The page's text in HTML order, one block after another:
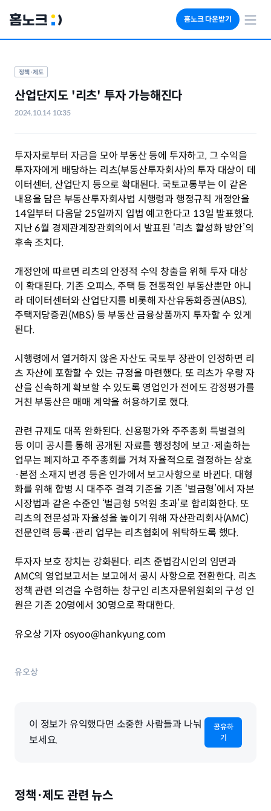
홈노크 다운받기
정책·제도
산업단지도 '리츠' 투자 가능해진다
2024.10.14 10:35
투자자로부터 자금을 모아 부동산 등에 투자하고, 그 수익을
투자자에게 배당하는 리츠(부동산투자회사)의 투자 대상이 데
이터센터, 산업단지 등으로 확대된다. 국토교통부는 이 같은
내용을 담은 부동산투자회사법 시행령과 행정규칙 개정안을
14일부터 다음달 25일까지 입법 예고한다고 13일 발표했다.
지난 6월 경제관계장관회의에서 발표된 ‘리츠 활성화 방안’의
후속 조치다.
개정안에 따르면 리츠의 안정적 수익 창출을 위해 투자 대상
이 확대된다. 기존 오피스, 주택 등 전통적인 부동산뿐만 아니
라 데이터센터와 산업단지를 비롯해 자산유동화증권(ABS),
주택저당증권(MBS) 등 부동산 금융상품까지 투자할 수 있게
된다.
시행령에서 열거하지 않은 자산도 국토부 장관이 인정하면 리
츠 자산에 포함할 수 있는 규정을 마련했다. 또 리츠가 우량 자
산을 신속하게 확보할 수 있도록 영업인가 전에도 감정평가를
거친 부동산은 매매 계약을 허용하기로 했다.
관련 규제도 대폭 완화된다. 신용평가와 주주총회 특별결의
등 이미 공시를 통해 공개된 자료를 행정청에 보고·제출하는
업무는 폐지하고 주주총회를 거쳐 자율적으로 결정하는 상호
·본점 소재지 변경 등은 인가에서 보고사항으로 바뀐다. 대형
화를 위해 합병 시 대주주 결격 기준을 기존 ‘벌금형’에서 자본
시장법과 같은 수준인 ‘벌금형 5억원 초과’로 합리화한다. 또
리츠의 전문성과 자율성을 높이기 위해 자산관리회사(AMC)
전문인력 등록·관리 업무는 리츠협회에 위탁하도록 했다.
투자자 보호 장치는 강화된다. 리츠 준법감시인의 임면과
AMC의 영업보고서는 보고에서 공시 사항으로 전환한다. 리츠
정책 관련 의견을 수렴하는 창구인 리츠자문위원회의 구성 인
원은 기존 20명에서 30명으로 확대한다.
유오상 기자 osyoo@hankyung.com
유오상
이 정보가 유익했다면 소중한 사람들과 나눠
보세요.
공유하
기
정책·제도 관련 뉴스